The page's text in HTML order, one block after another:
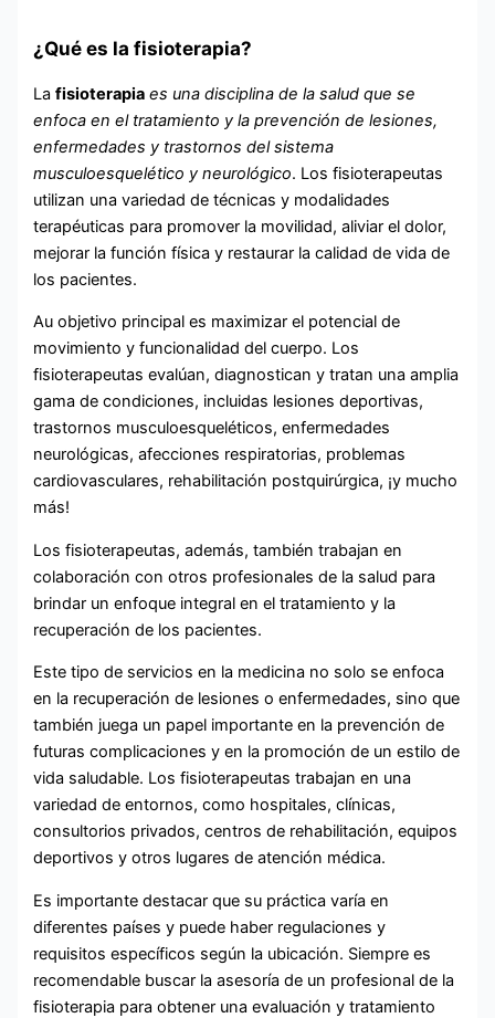
¿Qué es la fisioterapia?
Lafisioterapia es una disciplina de la salud que se
enfoca en el tratamiento y la prevención de lesiones,
enfermedades y trastornos del sistema
musculoesquelético y neurológico. Los fisioterapeutas
utilizan una variedad de técnicas y modalidades
terapéuticas para promover la movilidad, aliviar el dolor,
mejorar la función física y restaurar la calidad de vida de
los pacientes.
Au objetivo principal es maximizar el potencial de
movimiento y funcionalidad del cuerpo. Los
fisioterapeutas evalúan, diagnostican y tratan una amplia
gama de condiciones, incluidas lesiones deportivas,
trastornos musculoesqueléticos, enfermedades
neurológicas, afecciones respiratorias, problemas
cardiovasculares, rehabilitación postquirúrgica, ¡y mucho
más!
Los fisioterapeutas, además, también trabajan en
colaboración con otros profesionales de la salud para
brindar un enfoque integral en el tratamiento y la
recuperación de los pacientes.
Este tipo de servicios en la medicina no solo se enfoca
en la recuperación de lesiones o enfermedades, sino que
también juega un papel importante en la prevención de
futuras complicaciones y en la promoción de un estilo de
vida saludable. Los fisioterapeutas trabajan en una
variedad de entornos, como hospitales, clínicas,
consultorios privados, centros de rehabilitación, equipos
deportivos y otros lugares de atención médica.
Es importante destacar que su práctica varía en
diferentes países y puede haber regulaciones y
requisitos específicos según la ubicación. Siempre es
recomendable buscar la asesoría de un profesional de la
fisioterapia para obtener una evaluación y tratamiento